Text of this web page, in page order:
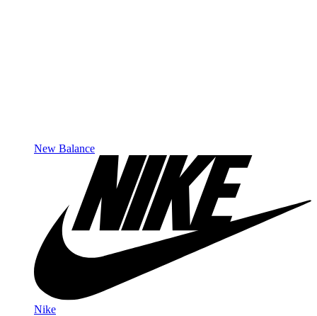
New Balance
Nike